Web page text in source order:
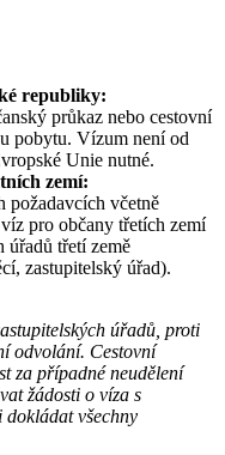
republiky:
průkaz nebo cestovní
pobytu. Vízum není od
Unie nutné.
zemí:
požadavcích včetně
pro občany třetích zemí
úřadů třetí země
zastupitelský úřad).
úřadů, proti
odvolání. Cestovní
za případné neudělení
žádosti o víza s
dokládat všechny